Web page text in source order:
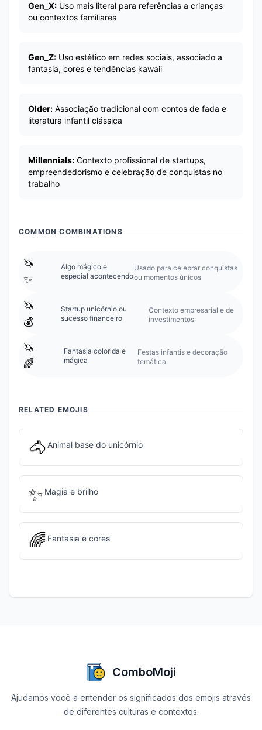
Gen_X: Uso mais literal para referências a crianças
ou contextos familiares
Gen_Z: Uso estético em redes sociais, associado a
fantasia, cores e tendências kawaii
Older: Associação tradicional com contos de fada e
literatura infantil clássica
Millennials: Contexto profissional de startups,
empreendedorismo e celebração de conquistas no
trabalho
COMMON COMBINATIONS
🦄
✨
Algo mágico e
especial acontecendo
Usado para celebrar conquistas
ou momentos únicos
🦄
💰
Startup unicórnio ou
sucesso financeiro
Contexto empresarial e de
investimentos
🦄
🌈
Fantasia colorida e
mágica
Festas infantis e decoração
temática
RELATED EMOJIS
🐴 Animal base do unicórnio
✨ Magia e brilho
🌈 Fantasia e cores
ComboMoji
Ajudamos você a entender os significados dos emojis através
de diferentes culturas e contextos.